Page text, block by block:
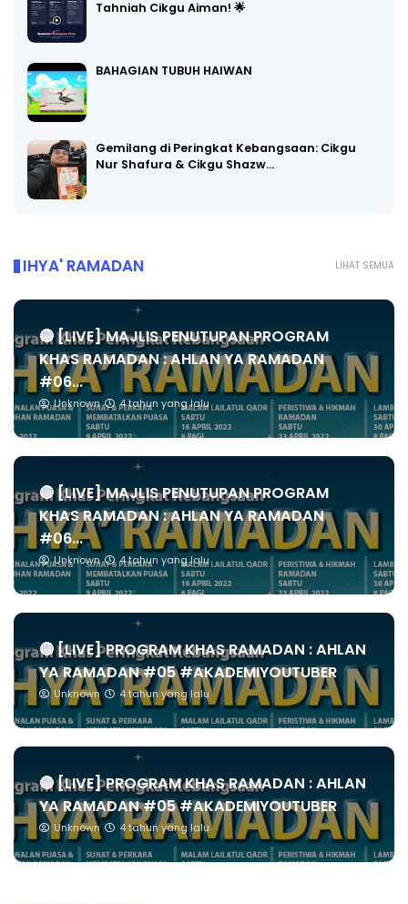
Tahniah Cikgu Aiman! 🌟
BAHAGIAN TUBUH HAIWAN
Gemilang di Peringkat Kebangsaan: Cikgu
Nur Shafura & Cikgu Shazw…
LIHAT SEMUA
IHYA' RAMADAN
🔴 [LIVE] MAJLIS PENUTUPAN PROGRAM
KHAS RAMADAN : AHLAN YA RAMADAN
#06...
Unknown 4 tahun yang lalu
🔴 [LIVE] MAJLIS PENUTUPAN PROGRAM
KHAS RAMADAN : AHLAN YA RAMADAN
#06...
Unknown 4 tahun yang lalu
🔴 [LIVE] PROGRAM KHAS RAMADAN : AHLAN
YA RAMADAN #05 #AKADEMIYOUTUBER
Unknown 4 tahun yang lalu
🔴 [LIVE] PROGRAM KHAS RAMADAN : AHLAN
YA RAMADAN #05 #AKADEMIYOUTUBER
Unknown 4 tahun yang lalu